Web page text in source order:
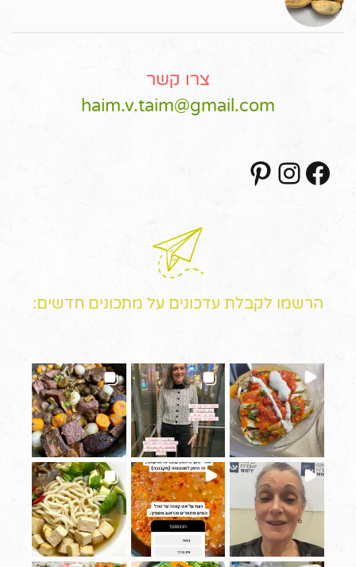
צרו קשר
haim.v.taim@gmail.com
Facebook
Instagram
הרשמו לקבלת עדכונים על מתכונים חדשים: